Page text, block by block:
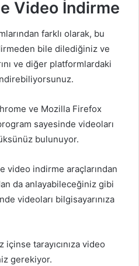
Video İndirme
farklı olarak, bu
bile dilediğiniz ve
ve diğer platformlardaki
ve Mozilla Firefox
sayesinde videoları
bulunuyor.
video indirme araçlarından
da anlayabileceğiniz gibi
videoları bilgisayarınıza
tarayıcınıza video
gerekiyor.